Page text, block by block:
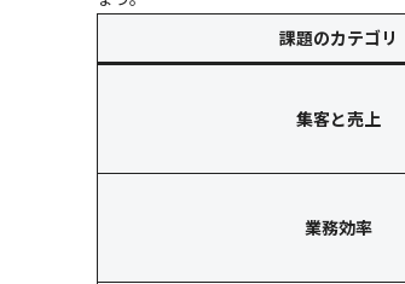
課題のカテゴリ
集客と売上
業務効率